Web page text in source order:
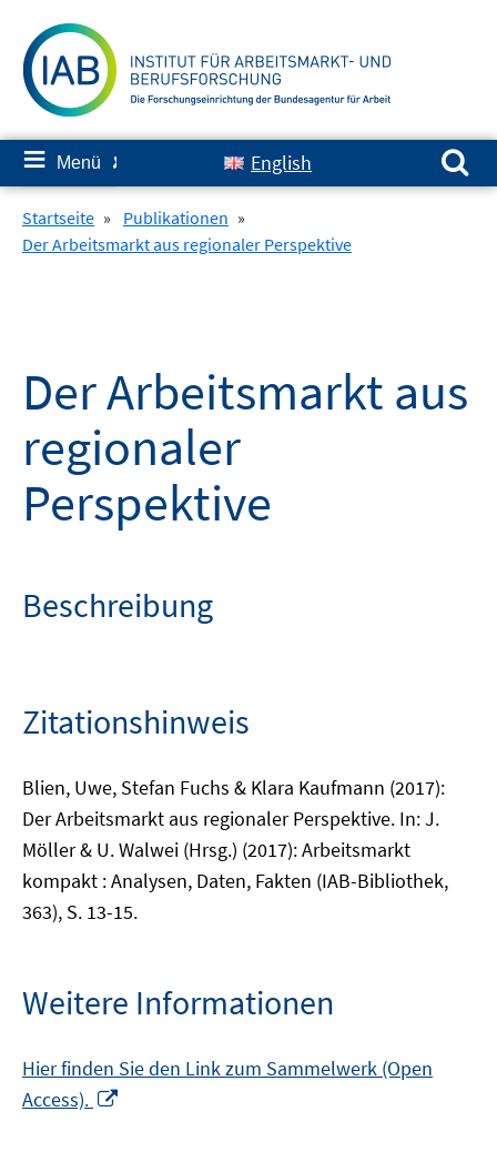
zum
Inhalt
≡ Menü ✘ English
Suchen nach:
Startseite » Publikationen »
Der Arbeitsmarkt aus regionaler Perspektive
Der Arbeitsmarkt aus
regionaler
Perspektive
Beschreibung
Zitationshinweis
Blien, Uwe, Stefan Fuchs & Klara Kaufmann (2017):
Der Arbeitsmarkt aus regionaler Perspektive. In: J.
Möller & U. Walwei (Hrsg.) (2017): Arbeitsmarkt
kompakt : Analysen, Daten, Fakten (IAB-Bibliothek,
363), S. 13-15.
Weitere Informationen
Hier finden Sie den Link zum Sammelwerk (Open
Access).